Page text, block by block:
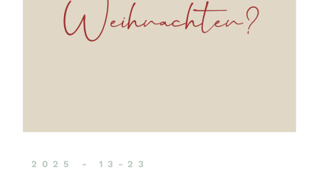
2025 - 13-23